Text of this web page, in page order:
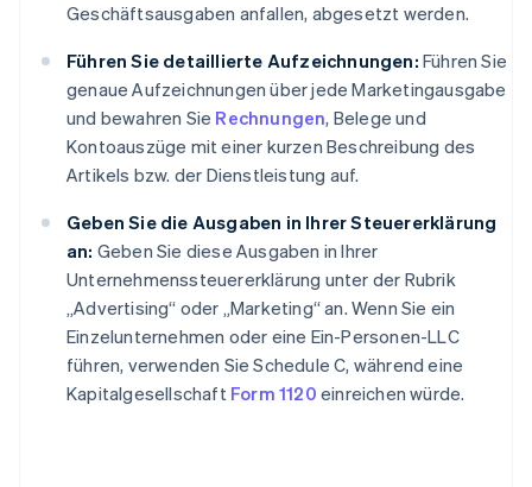
Geschäftsausgaben anfallen, abgesetzt werden.
Führen Sie detaillierte Aufzeichnungen: Führen Sie
genaue Aufzeichnungen über jede Marketingausgabe
und bewahren Sie Rechnungen, Belege und
Kontoauszüge mit einer kurzen Beschreibung des
Artikels bzw. der Dienstleistung auf.
Geben Sie die Ausgaben in Ihrer Steuererklärung
an: Geben Sie diese Ausgaben in Ihrer
Unternehmenssteuererklärung unter der Rubrik
„Advertising“ oder „Marketing“ an. Wenn Sie ein
Einzelunternehmen oder eine Ein-Personen-LLC
führen, verwenden Sie Schedule C, während eine
Kapitalgesellschaft Form 1120 einreichen würde.